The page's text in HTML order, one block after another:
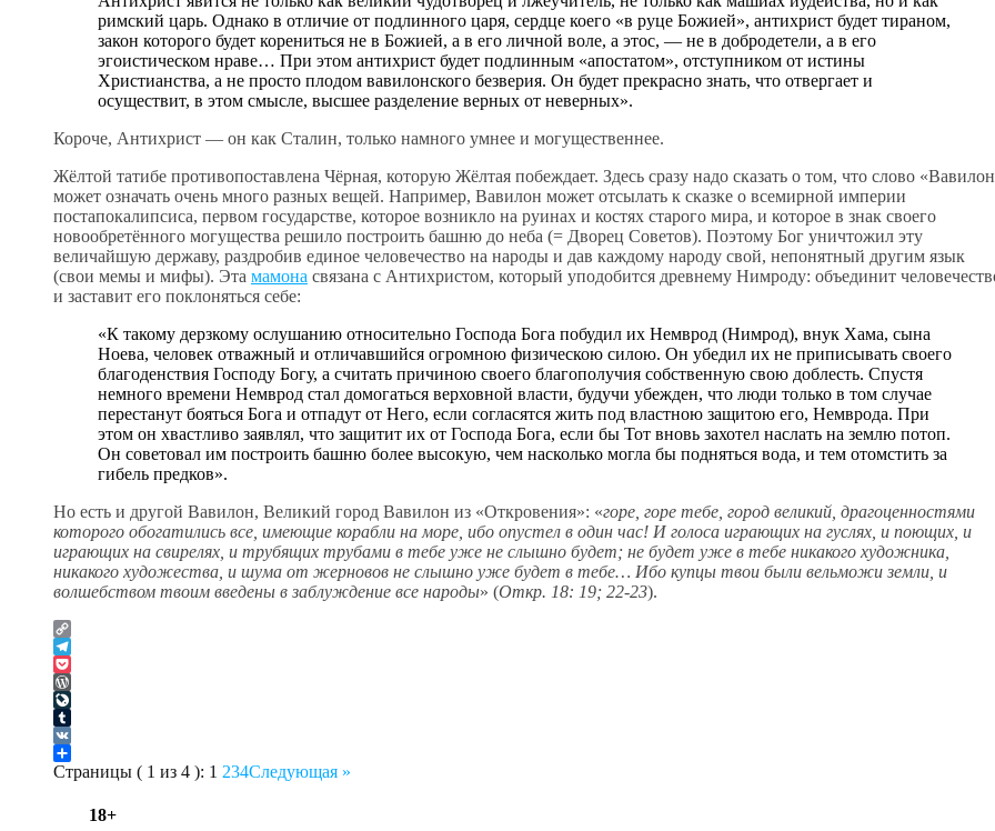
римский царь. Однако в отличие от подлинного царя, сердце коего «в руце Божией», антихрист будет тираном,
закон которого будет корениться не в Божией, а в его личной воле, а этос, — не в добродетели, а в его
эгоистическом нраве… При этом антихрист будет подлинным «апостатом», отступником от истины
Христианства, а не просто плодом вавилонского безверия. Он будет прекрасно знать, что отвергает и
осуществит, в этом смысле, высшее разделение верных от неверных».
Короче, Антихрист — он как Сталин, только намного умнее и могущественнее.
Жёлтой татибе противопоставлена Чёрная, которую Жёлтая побеждает. Здесь сразу надо сказать о том, что слово
может означать очень много разных вещей. Например, Вавилон может отсылать к сказке о всемирной империи
постапокалипсиса, первом государстве, которое возникло на руинах и костях старого мира, и которое в знак своего
новообретённого могущества решило построить башню до неба (= Дворец Советов). Поэтому Бог уничтожил эту
величайшую державу, раздробив единое человечество на народы и дав каждому народу свой, непонятный другим язык
(свои мемы и мифы). Эта мамона связана с Антихристом, который уподобится древнему Нимроду: объединит
и заставит его поклоняться себе:
«К такому дерзкому ослушанию относительно Господа Бога побудил их Немврод (Нимрод), внук Хама, сына
Ноева, человек отважный и отличавшийся огромною физическою силою. Он убедил их не приписывать своего
благоденствия Господу Богу, а считать причиною своего благополучия собственную свою доблесть. Спустя
немного времени Немврод стал домогаться верховной власти, будучи убежден, что люди только в том случае
перестанут бояться Бога и отпадут от Него, если согласятся жить под властною защитою его, Немврода. При
этом он хвастливо заявлял, что защитит их от Господа Бога, если бы Тот вновь захотел наслать на землю потоп.
Он советовал им построить башню более высокую, чем насколько могла бы подняться вода, и тем отомстить за
гибель предков».
Но есть и другой Вавилон, Великий город Вавилон из «Откровения»: «горе, горе тебе, город великий, драгоценностями
которого обогатились все, имеющие корабли на море, ибо опустел в один час! И голоса играющих на гуслях, и поющих, и
играющих на свирелях, и трубящих трубами в тебе уже не слышно будет; не будет уже в тебе никакого художника,
никакого художества, и шума от жерновов не слышно уже будет в тебе… Ибо купцы твои были вельможи земли, и
волшебством твоим введены в заблуждение все народы» (Откр. 18: 19; 22-23).
Copy
Link
Telegram
Pocket
WordPress
LiveJournal
Tumblr
VK
Отправить
Страницы ( 1 из 4 ): 1 234Следующая »
18+